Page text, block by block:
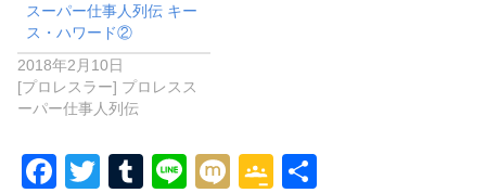
スーパー仕事人列伝 キー
ス・ハワード②
2018年2月10日
[プロレスラー] プロレスス
ーパー仕事人列伝
F
T
T
Li
M
G